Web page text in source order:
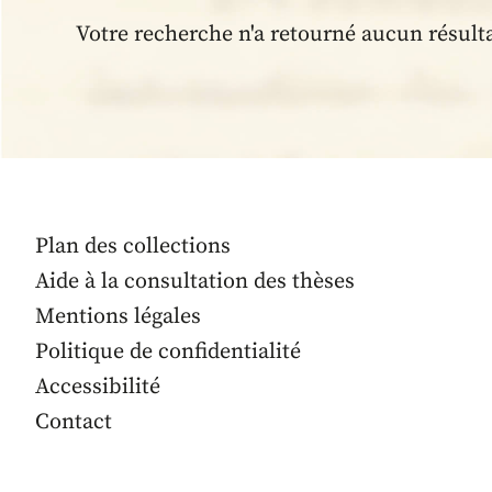
Votre recherche n'a retourné aucun
Plan des collections
Aide à la consultation des thèses
Mentions légales
Politique de confidentialité
Accessibilité
Contact